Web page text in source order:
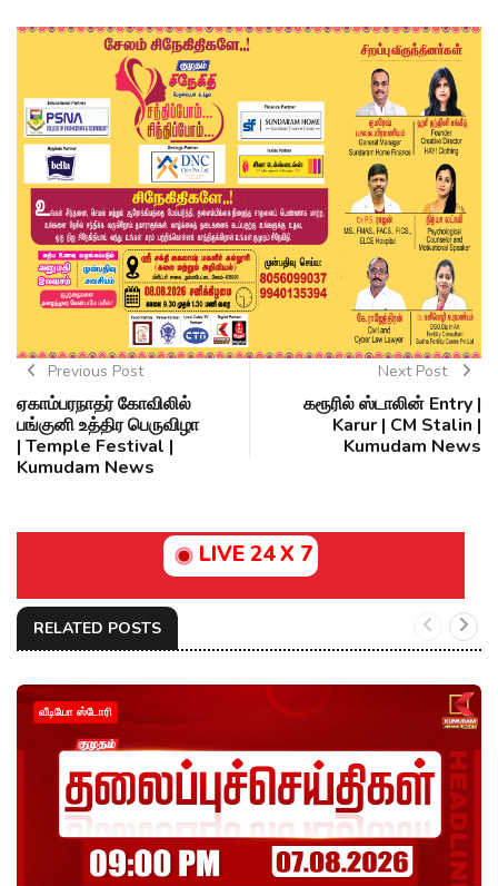
Previous Post
ஏகாம்பரநாதர் கோவிலில்
பங்குனி உத்திர பெருவிழா
| Temple Festival |
Kumudam News
Next Post
கரூரில் ஸ்டாலின் Entry |
Karur | CM Stalin |
Kumudam News
LIVE 24 X 7
RELATED POSTS
வீடியோ ஸ்டோரி